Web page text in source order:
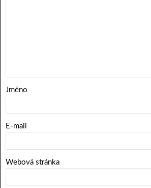
Jméno
E-mail
Webová stránka